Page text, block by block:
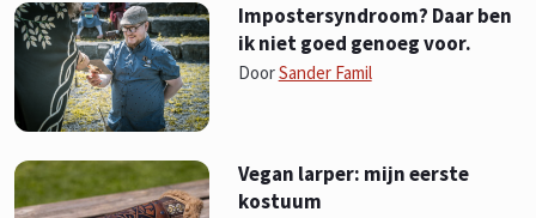
Impostersyndroom? Daar ben
ik niet goed genoeg voor.
DoorSander Famil
Vegan larper: mijn eerste
kostuum